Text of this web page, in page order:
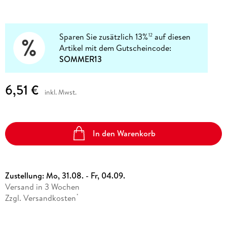
Sparen Sie zusätzlich 13%12 auf diesen
Artikel mit dem Gutscheincode:
SOMMER13
6,51 € inkl. Mwst.
In den Warenkorb
Zustellung:Mo, 31.08. - Fr, 04.09.
Versand in 3 Wochen
Zzgl. Versandkosten *